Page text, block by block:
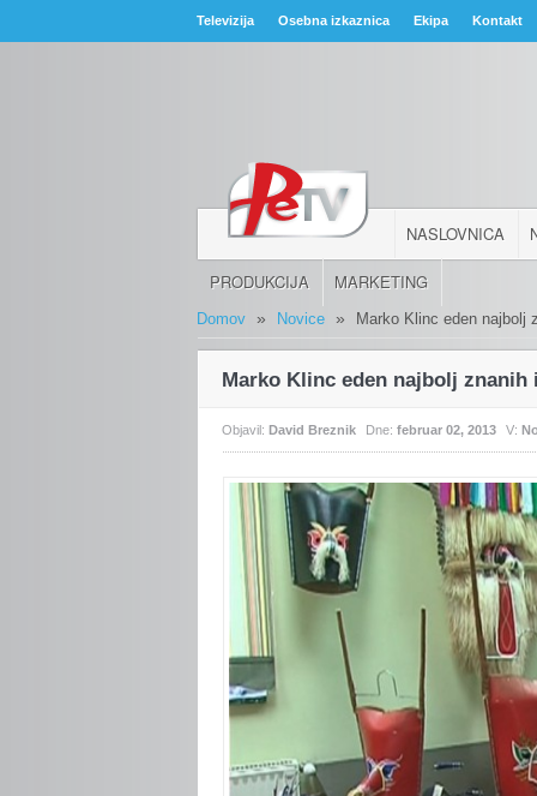
Televizija Osebna izkaznica Ekipa Kontakt
NASLOVNICA
PRODUKCIJA MARKETING
Domov » Novice » Marko Klinc eden najbolj
Marko Klinc eden najbolj
Objavil:David Breznik Dne:februar 02, 2013 V: